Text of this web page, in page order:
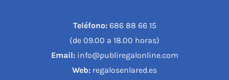
Teléfono:686 88 66 15
(de 09.00 a 18.00 horas)
Email:info@publiregalonline.com
Web: regalosenlared.es